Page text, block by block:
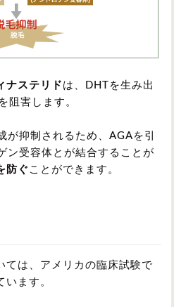
ナステリド は、DHTを生み出
阻害します。
が抑制されるため、AGAを引
ン受容体とが結合することが
防ぐ ことができます。
ては、アメリカの臨床試験で
います。